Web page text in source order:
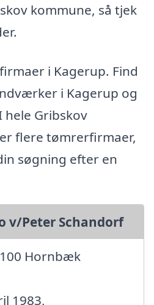
kommune, så tjek
i Kagerup. Find
i Kagerup og
Gribskov
flere tømrerfirmaer,
søgning efter en
v/Peter Schandorf
Hornbæk
1983,